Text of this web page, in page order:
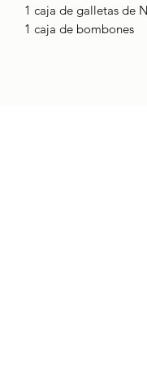
1 caja de galletas de
1 caja de bombones